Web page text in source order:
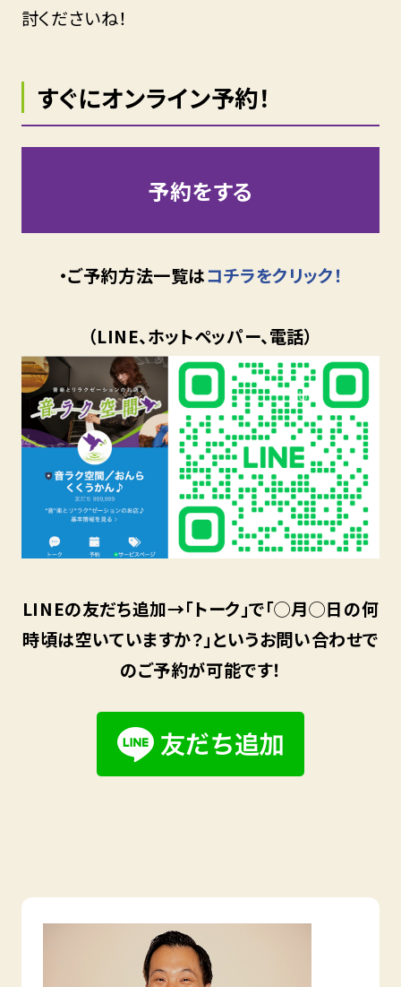
討くださいね！
すぐにオンライン予約！
予約をする
・ご予約方法一覧はコチラをクリック！
（LINE、ホットペッパー、電話）
LINEの友だち追加→「トーク」で「◯月◯日の何
時頃は空いていますか？」というお問い合わせで
のご予約が可能です！